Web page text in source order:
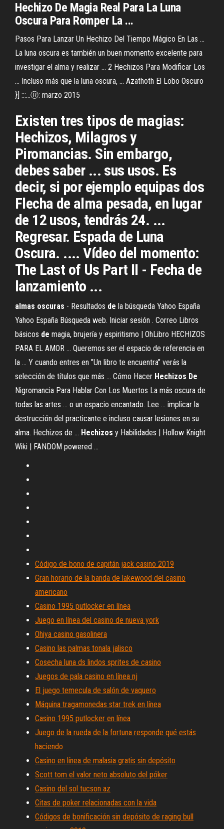
Hechizo De Magia Real Para La Luna
Oscura Para Romper La ...
Pasos Para Lanzar Un Hechizo Del Tiempo Mágico En Las ...
La luna oscura es también un buen momento excelente para
investigar el alma y realizar ... 2 Hechizos Para Modificar Los
... Incluso más que la luna oscura, ... Azathoth El Lobo Oscuro
}] :::...Ⓡ: marzo 2015
Existen tres tipos de magias:
Hechizos, Milagros y
Piromancias. Sin embargo,
debes saber ... sus usos. Es
decir, si por ejemplo equipas dos
Flecha de alma pesada, en lugar
de 12 usos, tendrás 24. ...
Regresar. Espada de Luna
Oscura. .... Vídeo del momento:
The Last of Us Part II - Fecha de
lanzamiento ...
almas oscuras - Resultados de la búsqueda Yahoo España
Yahoo España Búsqueda web. Iniciar sesión . Correo Libros
básicos de magia, brujería y espiritismo | OhLibro HECHIZOS
PARA EL AMOR ... Queremos ser el espacio de referencia en
la ... Y cuando entres en "Un libro te encuentra" verás la
selección de títulos que más ... Cómo Hacer Hechizos De
Nigromancia Para Hablar Con Los Muertos La más oscura de
todas las artes ... o un espacio encantado. Lee ... implicar la
destrucción del practicante e incluso causar lesiones en su
alma. Hechizos de ... Hechizos y Habilidades | Hollow Knight
Wiki | FANDOM powered ...
Código de bono de capitán jack casino 2019
Gran horario de la banda de lakewood del casino
americano
Casino 1995 putlocker en línea
Juego en línea del casino de nueva york
Ohiya casino gasolinera
Casino las palmas tonala jalisco
Cosecha luna ds lindos sprites de casino
Juegos de pala casino en línea nj
El juego temecula de salón de vaquero
Máquina tragamonedas star trek en línea
Casino 1995 putlocker en línea
Juego de la rueda de la fortuna responde qué estás
haciendo
Casino en línea de malasia gratis sin depósito
Scott tom el valor neto absoluto del póker
Casino del sol tucson az
Citas de poker relacionadas con la vida
Códigos de bonificación sin depósito de raging bull